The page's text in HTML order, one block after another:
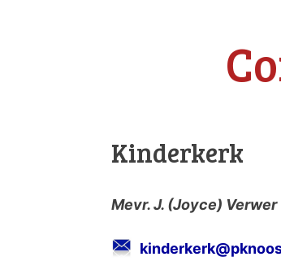
Kinderkerk
Mevr. J. (Joyce) Verwer